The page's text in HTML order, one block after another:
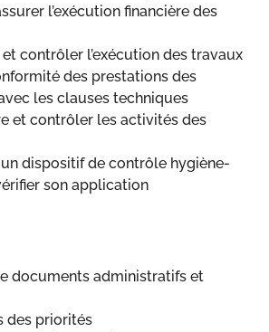
l’exécution financière des
contrôler l’exécution des travaux
des prestations des
les clauses techniques
et contrôler les activités des
dispositif de contrôle hygiène-
son application
documents administratifs et
des priorités